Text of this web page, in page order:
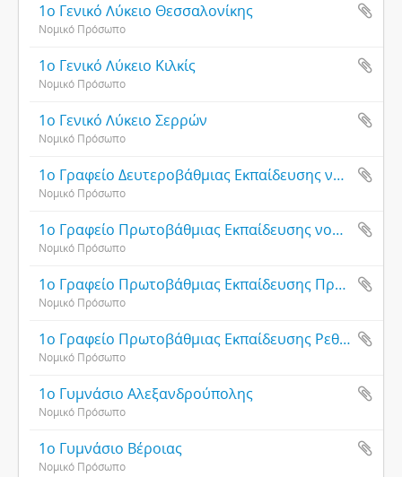
1ο Γενικό Λύκειο Θεσσαλονίκης
Νομικό Πρόσωπο
1ο Γενικό Λύκειο Κιλκίς
Νομικό Πρόσωπο
1ο Γενικό Λύκειο Σερρών
Νομικό Πρόσωπο
1ο Γραφείο Δευτεροβάθμιας Εκπαίδευσης νομού Αιτωλοακαρνανίας (Γραφείο Αγρινίου)
Νομικό Πρόσωπο
1ο Γραφείο Πρωτοβάθμιας Εκπαίδευσης νομού Αιτωλοακαρνανίας (Μεσολογγίου)
Νομικό Πρόσωπο
1ο Γραφείο Πρωτοβάθμιας Εκπαίδευσης Πρέβεζας
Νομικό Πρόσωπο
1ο Γραφείο Πρωτοβάθμιας Εκπαίδευσης Ρεθύμνου
Νομικό Πρόσωπο
1ο Γυμνάσιο Αλεξανδρούπολης
Νομικό Πρόσωπο
1ο Γυμνάσιο Βέροιας
Νομικό Πρόσωπο